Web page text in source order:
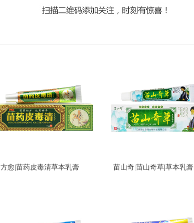
方愈|苗药皮毒清草本乳膏 苗山奇|苗山奇草|草本乳膏